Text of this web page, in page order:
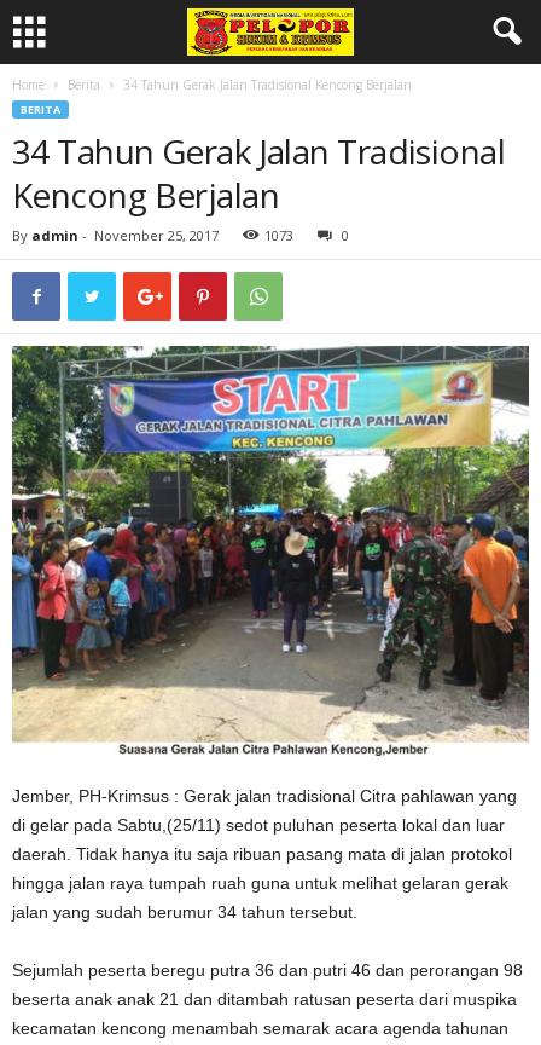
Home Berita 34 Tahun Gerak Jalan Tradisional Kencong Berjalan
BERITA
34 Tahun Gerak Jalan Tradisional
Kencong Berjalan
By admin - November 25, 2017 1073 0
Jember, PH-Krimsus : Gerak jalan tradisional Citra pahlawan yang
di gelar pada Sabtu,(25/11) sedot puluhan peserta lokal dan luar
daerah. Tidak hanya itu saja ribuan pasang mata di jalan protokol
hingga jalan raya tumpah ruah guna untuk melihat gelaran gerak
jalan yang sudah berumur 34 tahun tersebut.
Sejumlah peserta beregu putra 36 dan putri 46 dan perorangan 98
beserta anak anak 21 dan ditambah ratusan peserta dari muspika
kecamatan kencong menambah semarak acara agenda tahunan